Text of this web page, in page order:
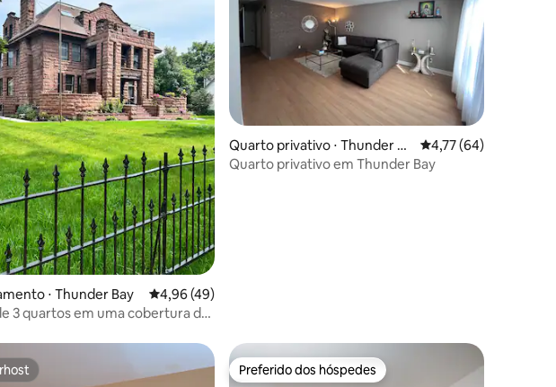
média de 5, 4 avaliações
⋅ Thunder Bay 4,96 de uma avaliação média de 5, 49 avaliações
4,96 (49)
3 quartos em uma cobertura de
Quarto privativo ⋅ Thunder Ba
y
4,77 de uma
4,77 (64)
Quarto privativo em Thunder Bay
Preferido dos hóspedes
Preferido dos hóspedes